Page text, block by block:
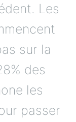
Les
sur la
des
les
passer